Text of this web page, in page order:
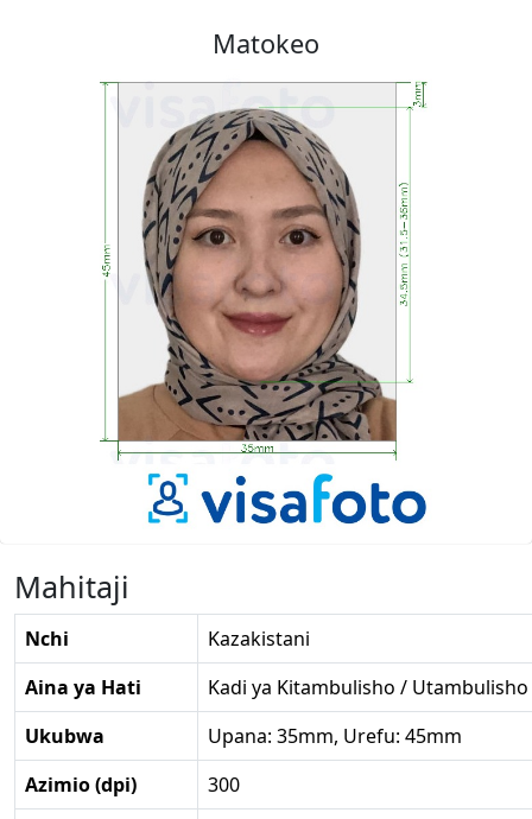
Matokeo
Mahitaji
Nchi
Kazakistani
Aina ya Hati
Kadi ya Kitambulisho / Utambulisho
Ukubwa
Upana: 35mm, Urefu: 45mm
Azimio (dpi)
300